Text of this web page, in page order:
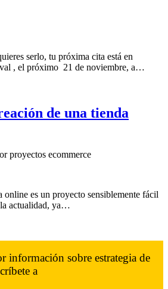
serlo, tu próxima cita está en
, el próximo 21 de noviembre, a…
de una tienda
proyectos ecommerce
online es un proyecto sensiblemente fácil
actualidad, ya…
información sobre estrategia de
a